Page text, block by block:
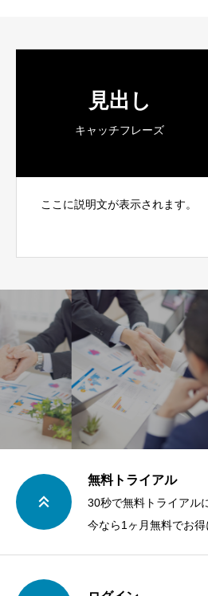
見出し
キャッチフレーズ
ここに説明文が表示されます。
無料トライアル
30秒で無料トライアル
今なら1ヶ月無料でお得